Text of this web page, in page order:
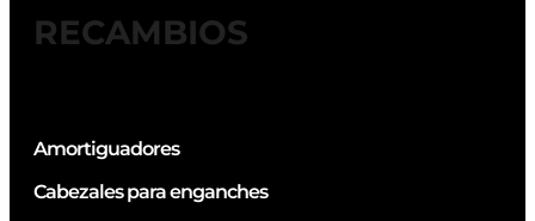
RECAMBIOS
Amortiguadores
Cabezales para enganches